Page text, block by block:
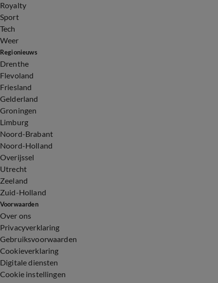
Royalty
Sport
Tech
Weer
Regionieuws
Drenthe
Flevoland
Friesland
Gelderland
Groningen
Limburg
Noord-Brabant
Noord-Holland
Overijssel
Utrecht
Zeeland
Zuid-Holland
Voorwaarden
Over ons
Privacyverklaring
Gebruiksvoorwaarden
Cookieverklaring
Digitale diensten
Cookie instellingen